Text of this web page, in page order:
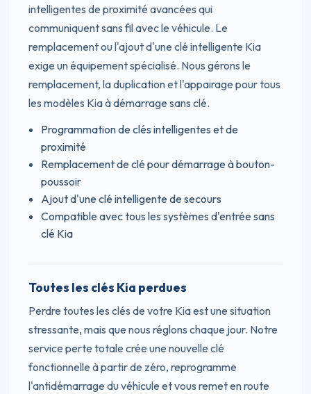
intelligentes de proximité avancées qui
communiquent sans fil avec le véhicule. Le
remplacement ou l'ajout d'une clé intelligente Kia
exige un équipement spécialisé. Nous gérons le
remplacement, la duplication et l'appairage pour tous
les modèles Kia à démarrage sans clé.
Programmation de clés intelligentes et de
proximité
Remplacement de clé pour démarrage à bouton-
poussoir
Ajout d'une clé intelligente de secours
Compatible avec tous les systèmes d'entrée sans
clé Kia
Toutes les clés Kia perdues
Perdre toutes les clés de votre Kia est une situation
stressante, mais que nous réglons chaque jour. Notre
service perte totale crée une nouvelle clé
fonctionnelle à partir de zéro, reprogramme
l'antidémarrage du véhicule et vous remet en route